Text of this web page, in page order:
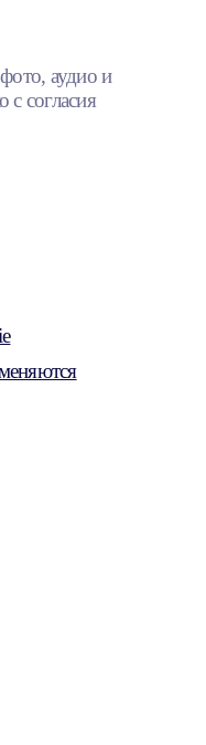
аудио и
с согласия